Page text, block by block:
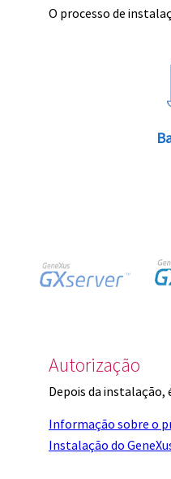
O processo de
Autorização
Depois da instalação,
Informação sobre o
Instalação do